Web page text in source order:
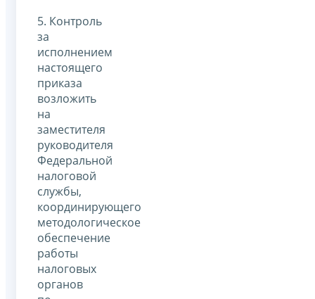
5. Контроль
за
исполнением
настоящего
приказа
возложить
на
заместителя
руководителя
Федеральной
налоговой
службы,
координирующего
методологическое
обеспечение
работы
налоговых
органов